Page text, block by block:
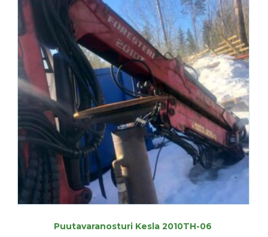
Puutavaranosturi Kesla 2010TH-06